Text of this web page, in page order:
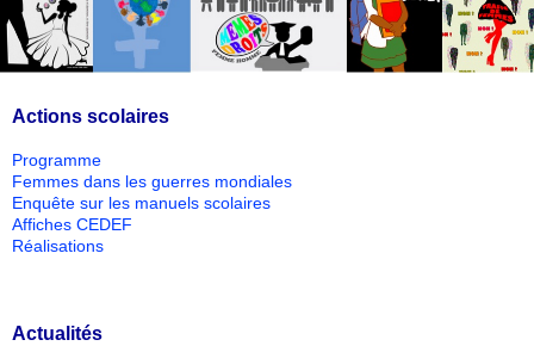
Actions scolaires
Programme
Femmes dans les guerres mondiales
Enquête sur les manuels scolaires
Affiches CEDEF
Réalisations
Actualités